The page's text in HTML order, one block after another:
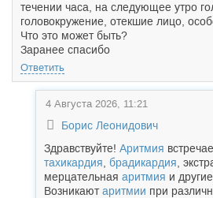
течении часа, на следующее утро
головокружение, отекшие лицо,
Что это может быть?
Заранее спасибо
Ответить
4 Августа 2026, 11:21
Борис Леонидович
Здравствуйте! Аритмия
тахикардия брадикардия ,
мерцательная аритмия и
Возникаютаритмии при